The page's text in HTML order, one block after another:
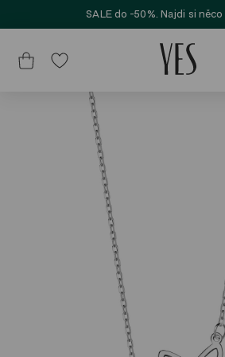
SALE do -50%. Najdi si